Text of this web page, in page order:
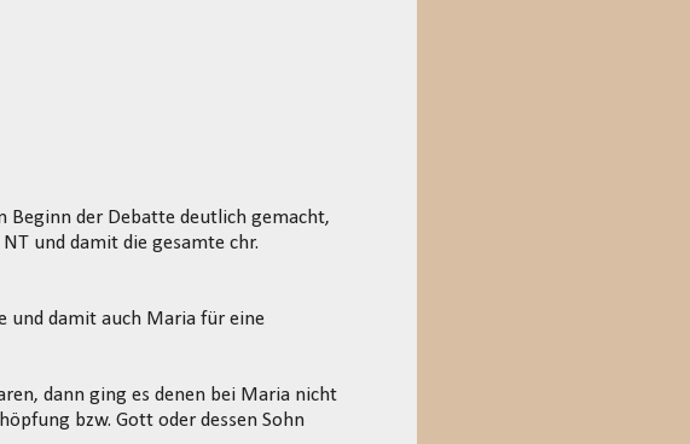
Beginn der Debatte deutlich gemacht,
und damit die gesamte chr.
und damit auch Maria für eine
dann ging es denen bei Maria nicht
bzw. Gott oder dessen Sohn